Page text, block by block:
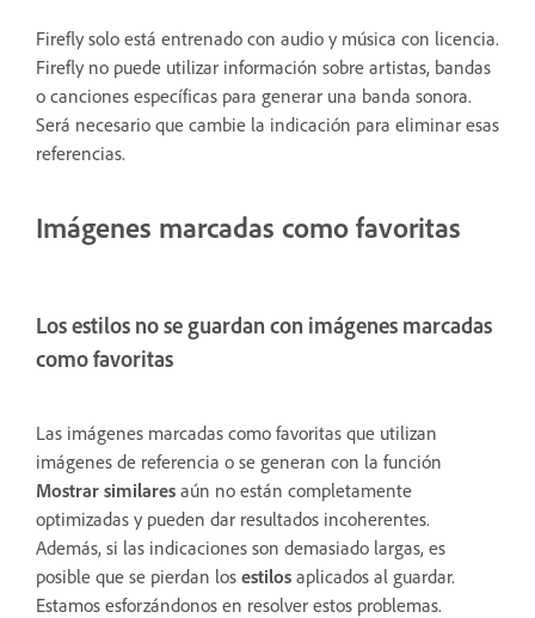
Firefly solo está entrenado con audio y música con licencia.
Firefly no puede utilizar información sobre artistas, bandas
o canciones específicas para generar una banda sonora.
Será necesario que cambie la indicación para eliminar esas
referencias.
Imágenes marcadas como favoritas
Los estilos no se guardan con imágenes marcadas
como favoritas
Las imágenes marcadas como favoritas que utilizan
imágenes de referencia o se generan con la función
Mostrar similares aún no están completamente
optimizadas y pueden dar resultados incoherentes.
Además, si las indicaciones son demasiado largas, es
posible que se pierdan los estilos aplicados al guardar.
Estamos esforzándonos en resolver estos problemas.